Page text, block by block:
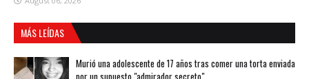
MÁS LEÍDAS
Murió una adolescente de 17 años tras comer una torta enviada
por un supuesto "admirador secreto"